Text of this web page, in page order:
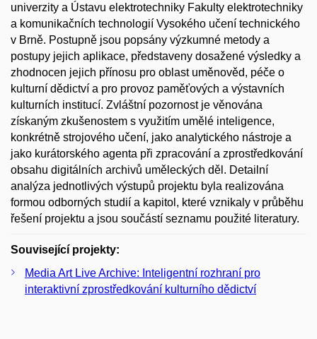
univerzity a Ústavu elektrotechniky Fakulty elektrotechniky
a komunikačních technologií Vysokého učení technického
v Brně. Postupně jsou popsány výzkumné metody a
postupy jejich aplikace, představeny dosažené výsledky a
zhodnocen jejich přínosu pro oblast uměnověd, péče o
kulturní dědictví a pro provoz paměťových a výstavních
kulturních institucí. Zvláštní pozornost je věnována
získaným zkušenostem s využitím umělé inteligence,
konkrétně strojového učení, jako analytického nástroje a
jako kurátorského agenta při zpracování a zprostředkování
obsahu digitálních archivů uměleckých děl. Detailní
analýza jednotlivých výstupů projektu byla realizována
formou odborných studií a kapitol, které vznikaly v průběhu
řešení projektu a jsou součástí seznamu použité literatury.
Související projekty:
Media Art Live Archive: Inteligentní rozhraní pro
interaktivní zprostředkování kulturního dědictví